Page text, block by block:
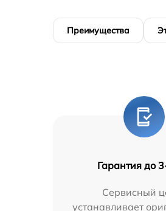
Преимущества
Гарантия до
Сервисный
устанавливает